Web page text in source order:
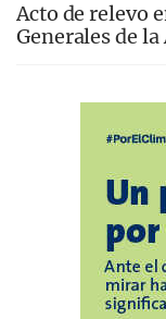
Acto de relevo
Generales de